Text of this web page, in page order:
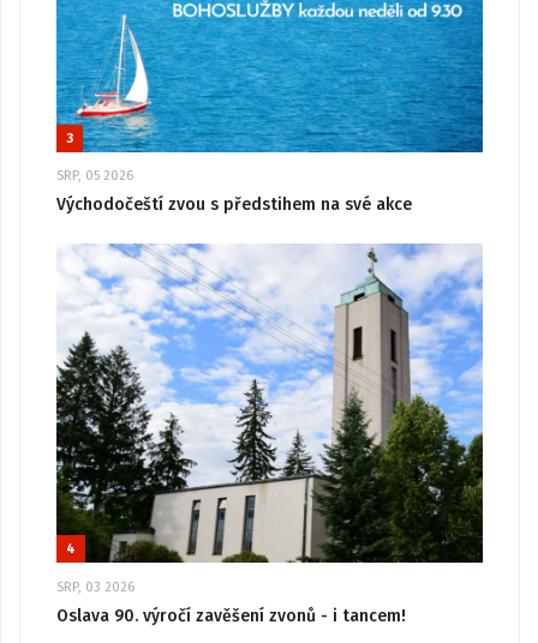
3
SRP, 05 2026
Východočeští zvou s předstihem na své akce
4
SRP, 03 2026
Oslava 90. výročí zavěšení zvonů - i tancem!